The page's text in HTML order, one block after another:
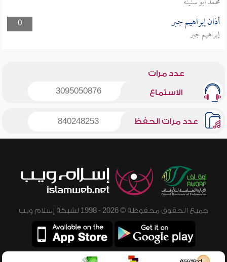
0
أذان إبراهيم جبر
إبراهيم جبر
عدد مرات
الاستماع 3095050876
عدد مرات الحفظ 840248253
جميع الحقوق محفوظة © 2026 - 1998 لشبكة إسلام ويب